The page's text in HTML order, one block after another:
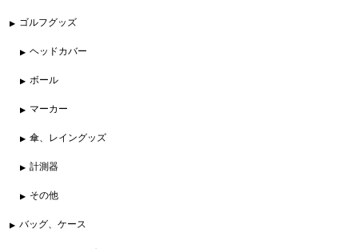
ゴルフグッズ
ヘッドカバー
ボール
マーカー
傘、レイングッズ
計測器
その他
バッグ、ケース